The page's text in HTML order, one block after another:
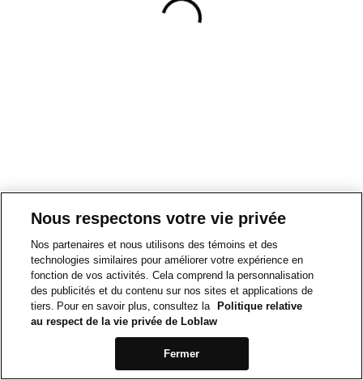
Nous respectons votre vie privée
Nos partenaires et nous utilisons des témoins et des
technologies similaires pour améliorer votre expérience en
fonction de vos activités. Cela comprend la personnalisation
des publicités et du contenu sur nos sites et applications de
tiers. Pour en savoir plus, consultez la
Politique relative
au respect de la vie privée de Loblaw
Fermer